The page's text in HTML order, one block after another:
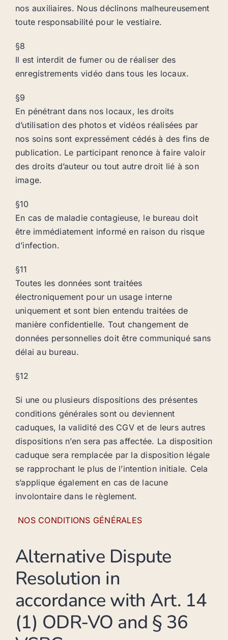
nos auxiliaires. Nous déclinons malheureusement
toute responsabilité pour le vestiaire.
§8
Il est interdit de fumer ou de réaliser des
enregistrements vidéo dans tous les locaux.
§9
En pénétrant dans nos locaux, les droits
d’utilisation des photos et vidéos réalisées par
nos soins sont expressément cédés à des fins de
publication. Le participant renonce à faire valoir
des droits d’auteur ou tout autre droit lié à son
image.
§10
En cas de maladie contagieuse, le bureau doit
être immédiatement informé en raison du risque
d’infection.
§11
Toutes les données sont traitées
électroniquement pour un usage interne
uniquement et sont bien entendu traitées de
manière confidentielle. Tout changement de
données personnelles doit être communiqué sans
délai au bureau.
§12
Si une ou plusieurs dispositions des présentes
conditions générales sont ou deviennent
caduques, la validité des CGV et de leurs autres
dispositions n’en sera pas affectée. La disposition
caduque sera remplacée par la disposition légale
se rapprochant le plus de l’intention initiale. Cela
s’applique également en cas de lacune
involontaire dans le règlement.
NOS CONDITIONS GÉNÉRALES
Alternative Dispute
Resolution in
accordance with Art. 14
(1) ODR-VO and § 36